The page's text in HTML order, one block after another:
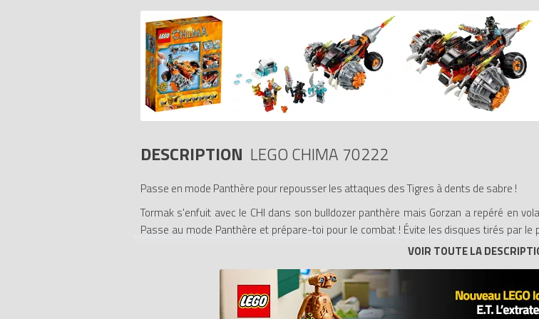
DESCRIPTION LEGO CHIMA 70222
Passe en mode Panthère pour repousser les attaques des Tigres à dents de sabre !
Tormak s'enfuit avec le CHI dans son bulldozer panthère mais Gorzan a repéré en
Passe au mode Panthère et prépare-toi pour le combat ! Évite les disques tirés par
aérienne avec le Hamma de feu suprême de Gorzan. Sors les griffes du bulldozer
- Le bulldozer panthère de Tormak comprend un cockpit, des griffes, des détails Tigre
au mode Panthère, 4 missiles à ressorts et des éléments de feu transparents